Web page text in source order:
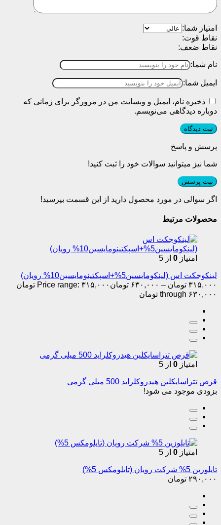
امتیاز شما:
نقاط قوت:
نقاط ضعف:
نام شما:
ایمیل شما:
ذخیره نام، ایمیل و وبسایت من در مرورگر برای زمانی که
دوباره دیدگاهی می‌نویسم.
پرسش و پاسخ
شما نیز میتوانید سوالات خود را ثبت کنید!
ثبت پرسش
اگر سوالی در مورد محصول دارید از این قسمت بپرسید!
محصولات مرتبط
امتیاز 0 از 5
لینکوجکت اس (لینکومایسین5%+اسپکتینومایسین10% رویان)
۳۱۵,۰۰۰ تومان – ۶۳۰,۰۰۰ تومان
Price range: ۳۱۵,۰۰۰ تومان
through ۶۳۰,۰۰۰ تومان
امتیاز 0 از 5
قرص تتراسایکلین هیدروکلراید 500 میلی گرمی
بزودی موجود می شود!
امتیاز 0 از 5
تایلوزین 5% شرکت رویان (تایلومکس 5%)
۲۹۰,۰۰۰ تومان